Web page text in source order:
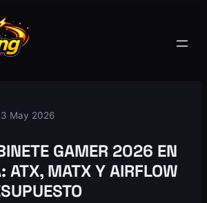
May 2026
GAMER 2026 EN
ATX, MATX Y AIRFLOW